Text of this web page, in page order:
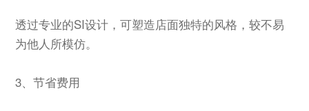
透过专业的SI设计，可塑造店面独特的风格，较不易
为他人所模仿。
3、节省费用